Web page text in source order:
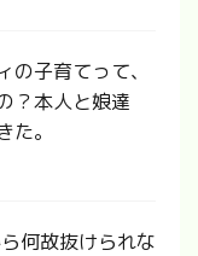
の子育てって、
？本人と娘達
た。
ら何故抜けられな